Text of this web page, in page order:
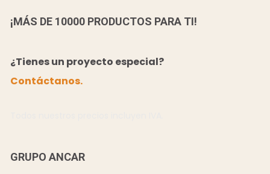
¡MÁS DE 10000 PRODUCTOS PARA TI!
¿Tienes un proyecto especial?
Contáctanos.
GRUPO ANCAR